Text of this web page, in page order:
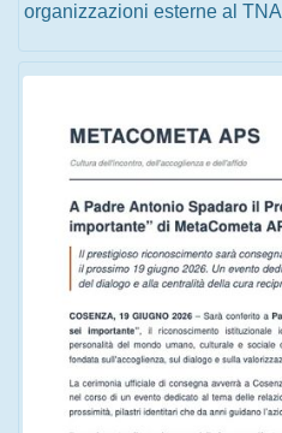
organizzazioni esterne al TNA